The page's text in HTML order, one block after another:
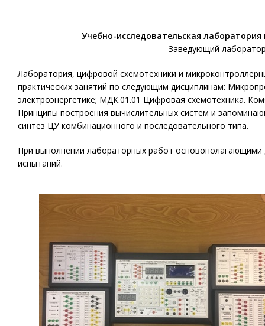
Учебно-исследовательская
Заведующий
Лаборатория, цифровой схемотехники и
практических занятий по следующим дисциплинам:
электроэнергетике; МДК.01.01 Цифровая схемотехника.
Принципы построения вычислительных систем и
синтез ЦУ комбинационного и последовательного типа.
При выполнении лабораторных работ
испытаний.